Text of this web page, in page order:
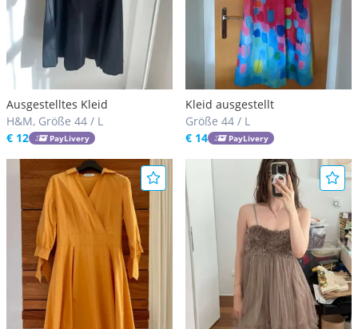
Ausgestelltes Kleid
H&M, Größe 44 / L
€ 12
PayLivery
Kleid ausgestellt
Größe 44 / L
€ 14
PayLivery